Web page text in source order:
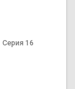
16